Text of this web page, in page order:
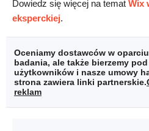
Dowiedz się więcej na temat Wix
eksperckiej.
Oceniamy dostawców w
badania, ale także bierzemy
użytkowników i nasze umowy
strona zawiera linki partnerskie.
reklam